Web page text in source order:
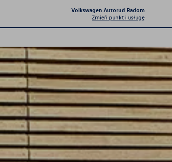
Volkswagen Autorud Radom
Zmień punkt i usługę